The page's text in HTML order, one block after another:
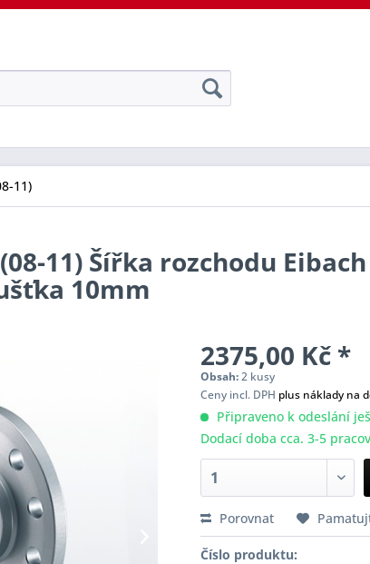
11)
11) Šířka rozchodu
10mm
2375,00 Kč *
Obsah:2 kusy
Ceny incl. DPH plus náklady na
Připraveno k odeslání
Dodací doba cca. 3-5
Porovnat
Číslo produktu: